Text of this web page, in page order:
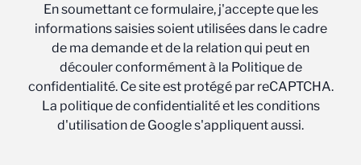
En soumettant ce formulaire, j'accepte que les
informations saisies soient utilisées dans le cadre
de ma demande et de la relation qui peut en
découler conformément à la Politique de
confidentialité. Ce site est protégé par reCAPTCHA.
La politique de confidentialité et les conditions
d'utilisation de Google s'appliquent aussi.